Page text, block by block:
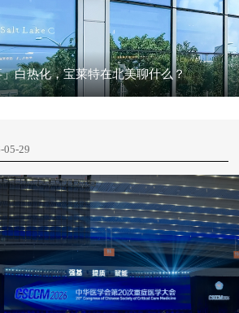
白热化，宝莱特在北美聊什么？
05-29